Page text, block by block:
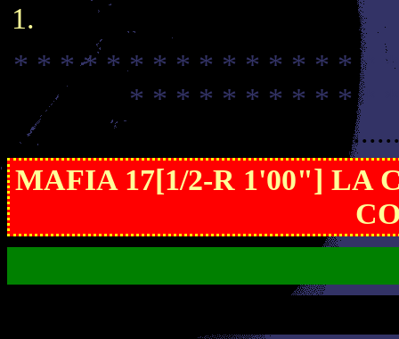
* * * * * * * * * * * * * * * *
* * * * * * * * * * *
MAFIA 17[1/2-R 1'00"] LA